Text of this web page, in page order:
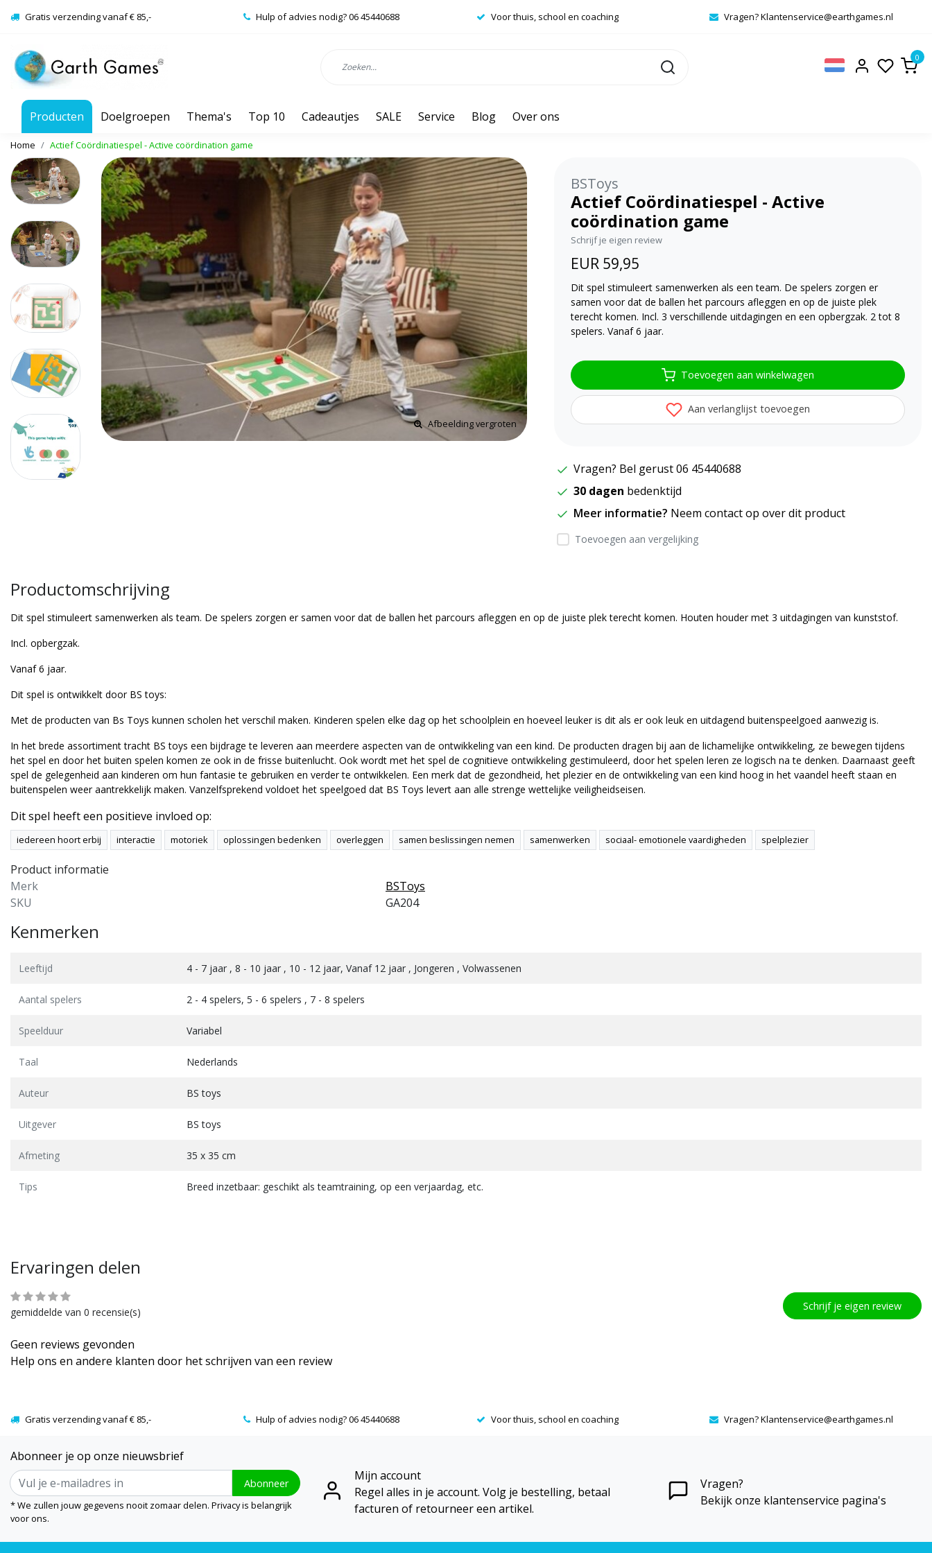
Gratis verzending vanaf € 85,- Hulp of advies nodig? 06 45440688 Voor thuis, school en coaching Vragen?Klantenservice@earthgames.nl
0
Producten Doelgroepen Thema's Top 10 Cadeautjes SALE Service Blog Over ons
Home Actief Coördinatiespel - Active coördination game
Afbeelding vergroten
BSToys
Actief Coördinatiespel - Active
coördination game
Schrijf je eigen review
EUR 59,95
Dit spel stimuleert samenwerken als een team. De spelers zorgen er
samen voor dat de ballen het parcours afleggen en op de juiste plek
terecht komen. Incl. 3 verschillende uitdagingen en een opbergzak. 2 tot 8
spelers. Vanaf 6 jaar.
Toevoegen aan winkelwagen
Aan verlanglijst toevoegen
Vragen? Bel gerust 06 45440688
30 dagen bedenktijd
Meer informatie? Neem contact op over dit product
Toevoegen aan vergelijking
Productomschrijving
Dit spel stimuleert samenwerken als team. De spelers zorgen er samen voor dat de ballen het parcours afleggen en op de juiste plek terecht komen. Houten houder met 3 uitdagingen van kunststof.
Incl. opbergzak.
Vanaf 6 jaar.
Dit spel is ontwikkelt door BS toys:
Met de producten van Bs Toys kunnen scholen het verschil maken. Kinderen spelen elke dag op het schoolplein en hoeveel leuker is dit als er ook leuk en uitdagend buitenspeelgoed aanwezig is.
In het brede assortiment tracht BS toys een bijdrage te leveren aan meerdere aspecten van de ontwikkeling van een kind. De producten dragen bij aan de lichamelijke ontwikkeling, ze bewegen tijdens
het spel en door het buiten spelen komen ze ook in de frisse buitenlucht. Ook wordt met het spel de cognitieve ontwikkeling gestimuleerd, door het spelen leren ze logisch na te denken. Daarnaast geeft
spel de gelegenheid aan kinderen om hun fantasie te gebruiken en verder te ontwikkelen. Een merk dat de gezondheid, het plezier en de ontwikkeling van een kind hoog in het vaandel heeft staan en
buitenspelen weer aantrekkelijk maken. Vanzelfsprekend voldoet het speelgoed dat BS Toys levert aan alle strenge wettelijke veiligheidseisen.
Dit spel heeft een positieve invloed op:
iedereen hoort erbij interactie motoriek oplossingen bedenken overleggen samen beslissingen nemen samenwerken sociaal- emotionele vaardigheden spelplezier
Product informatie
Merk
BSToys
SKU
GA204
Kenmerken
Leeftijd 4 - 7 jaar , 8 - 10 jaar , 10 - 12 jaar, Vanaf 12 jaar , Jongeren , Volwassenen
Aantal spelers 2 - 4 spelers, 5 - 6 spelers , 7 - 8 spelers
Speelduur Variabel
Taal Nederlands
Auteur BS toys
Uitgever BS toys
Afmeting 35 x 35 cm
Tips Breed inzetbaar: geschikt als teamtraining, op een verjaardag, etc.
Ervaringen delen
gemiddelde van 0 recensie(s) Schrijf je eigen review
Geen reviews gevonden
Help ons en andere klanten door het schrijven van een review
Gratis verzending vanaf € 85,- Hulp of advies nodig? 06 45440688 Voor thuis, school en coaching Vragen?Klantenservice@earthgames.nl
Abonneer je op onze nieuwsbrief
Abonneer
* We zullen jouw gegevens nooit zomaar delen. Privacy is belangrijk
voor ons.
Mijn account
Regel alles in je account. Volg je bestelling, betaal
facturen of retourneer een artikel.
Vragen?
Bekijk onze klantenservice pagina's